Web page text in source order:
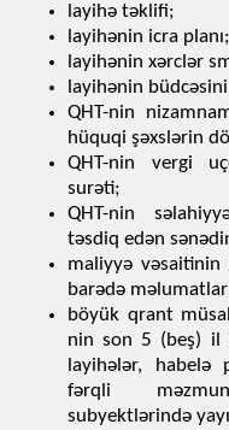
layihə təklifi;
layihənin icra planı;
layihənin xərclər
layihənin
QHT-nin
hüquqi şəxslərin
QHT-nin vergi
surəti;
QHT-nin
təsdiq edən
maliyyə vəsaitinin
barədə
böyük qrant
nin son 5 (beş) il
layihələr, habelə
fərqli
subyektlərində